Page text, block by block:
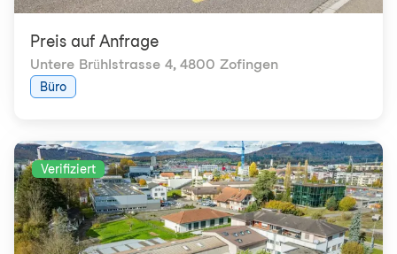
Preis auf Anfrage
Untere Brühlstrasse 4, 4800 Zofingen
Büro
Verifiziert